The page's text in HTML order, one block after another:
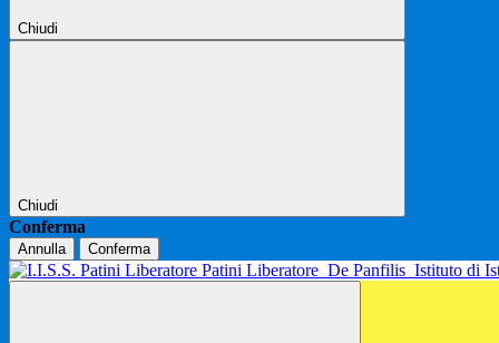
Chiudi
Chiudi
Conferma
Annulla Conferma
Patini Liberatore De Panfilis Istituto di